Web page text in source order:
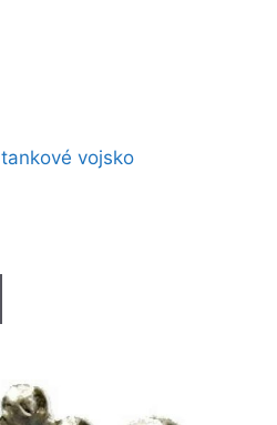
vojsko